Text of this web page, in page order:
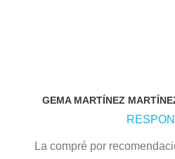
GEMA MARTÍNEZ
La compré por